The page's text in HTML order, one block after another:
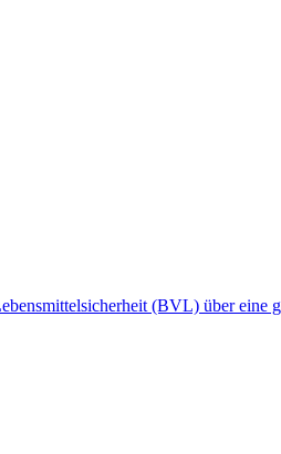
(BVL) über eine